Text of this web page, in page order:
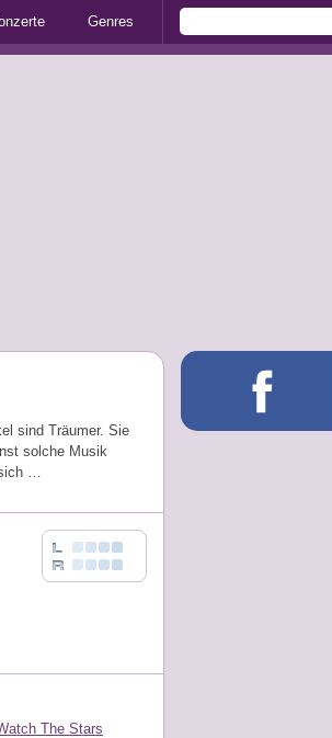
Genres
sind Träumer. Sie
solche Musik
…
The Stars